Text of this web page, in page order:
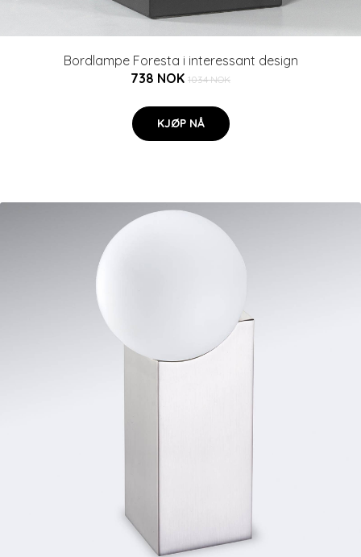
Bordlampe Foresta i interessant design
738 NOK 1034 NOK
KJØP NÅ